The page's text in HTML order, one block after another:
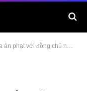
với đồng chủ nhà World Cup 2026